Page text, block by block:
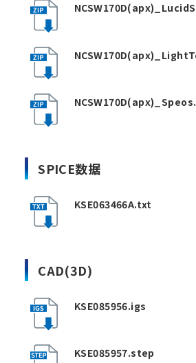
SPICE数据
KSE063466A.txt
CAD(3D)
KSE085956.igs
KSE085957.step